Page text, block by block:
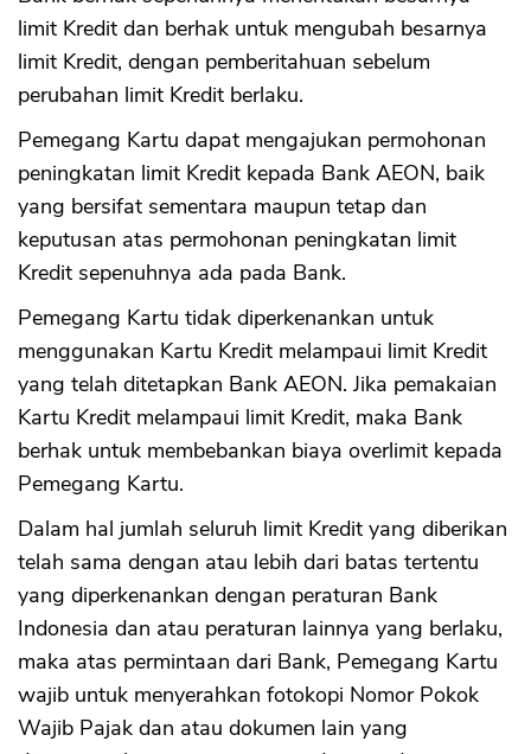
limit Kredit dan berhak untuk mengubah besarnya
limit Kredit, dengan pemberitahuan sebelum
perubahan limit Kredit berlaku.
Pemegang Kartu dapat mengajukan permohonan
peningkatan limit Kredit kepada Bank AEON, baik
yang bersifat sementara maupun tetap dan
keputusan atas permohonan peningkatan limit
Kredit sepenuhnya ada pada Bank.
Pemegang Kartu tidak diperkenankan untuk
menggunakan Kartu Kredit melampaui limit Kredit
yang telah ditetapkan Bank AEON. Jika pemakaian
Kartu Kredit melampaui limit Kredit, maka Bank
berhak untuk membebankan biaya overlimit kepada
Pemegang Kartu.
Dalam hal jumlah seluruh limit Kredit yang diberikan
telah sama dengan atau lebih dari batas tertentu
yang diperkenankan dengan peraturan Bank
Indonesia dan atau peraturan lainnya yang berlaku,
maka atas permintaan dari Bank, Pemegang Kartu
wajib untuk menyerahkan fotokopi Nomor Pokok
Wajib Pajak dan atau dokumen lain yang